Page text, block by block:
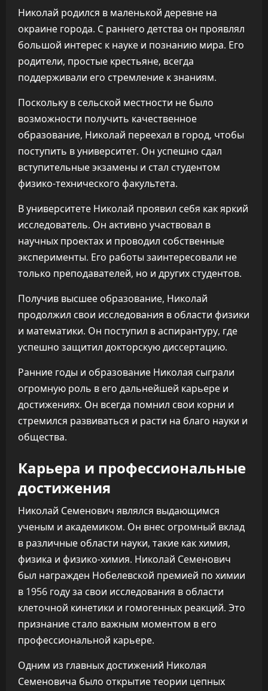
Николай родился в маленькой деревне на
окраине города. С раннего детства он проявлял
большой интерес к науке и познанию мира. Его
родители, простые крестьяне, всегда
поддерживали его стремление к знаниям.
Поскольку в сельской местности не было
возможности получить качественное
образование, Николай переехал в город, чтобы
поступить в университет. Он успешно сдал
вступительные экзамены и стал студентом
физико-технического факультета.
В университете Николай проявил себя как яркий
исследователь. Он активно участвовал в
научных проектах и проводил собственные
эксперименты. Его работы заинтересовали не
только преподавателей, но и других студентов.
Получив высшее образование, Николай
продолжил свои исследования в области физики
и математики. Он поступил в аспирантуру, где
успешно защитил докторскую диссертацию.
Ранние годы и образование Николая сыграли
огромную роль в его дальнейшей карьере и
достижениях. Он всегда помнил свои корни и
стремился развиваться и расти на благо науки и
общества.
Карьера и профессиональные
достижения
Николай Семенович являлся выдающимся
ученым и академиком. Он внес огромный вклад
в различные области науки, такие как химия,
физика и физико-химия. Николай Семенович
был награжден Нобелевской премией по химии
в 1956 году за свои исследования в области
клеточной кинетики и гомогенных реакций. Это
признание стало важным моментом в его
профессиональной карьере.
Одним из главных достижений Николая
Семеновича было открытие теории цепных